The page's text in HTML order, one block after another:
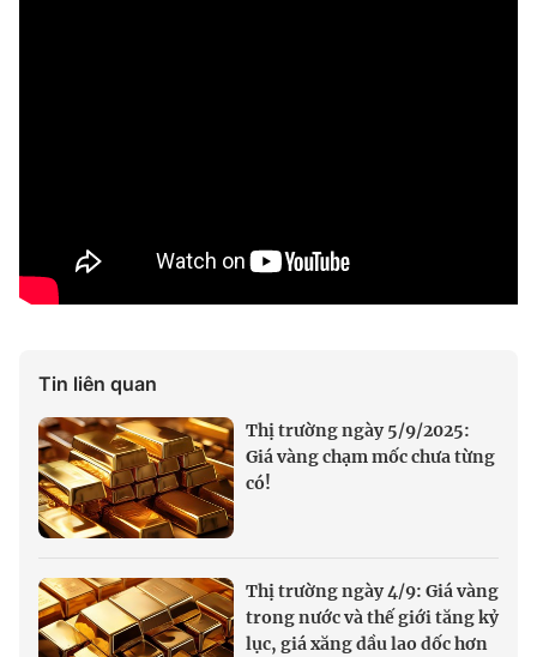
Tin liên quan
Thị trường ngày 5/9/2025:
Giá vàng chạm mốc chưa từng
có!
Thị trường ngày 4/9: Giá vàng
trong nước và thế giới tăng kỷ
lục, giá xăng dầu lao dốc hơn